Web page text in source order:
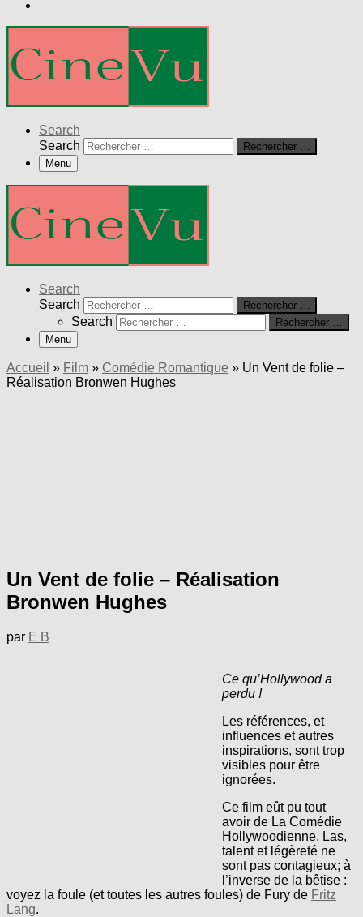
Search
Search
Rechercher …
Menu
Search
Search
Rechercher …
Search
Rechercher …
Menu
Accueil » Film » Comédie Romantique » Un Vent de folie –
Réalisation Bronwen Hughes
Un Vent de folie – Réalisation
Bronwen Hughes
par E B
Ce qu’Hollywood a
perdu !
Les références, et
influences et autres
inspirations, sont trop
visibles pour être
ignorées.
Ce film eût pu tout
avoir de La Comédie
Hollywoodienne. Las,
talent et légèreté ne
sont pas contagieux; à
l’inverse de la bêtise :
voyez la foule (et toutes les autres foules) de Fury de Fritz
Lang.